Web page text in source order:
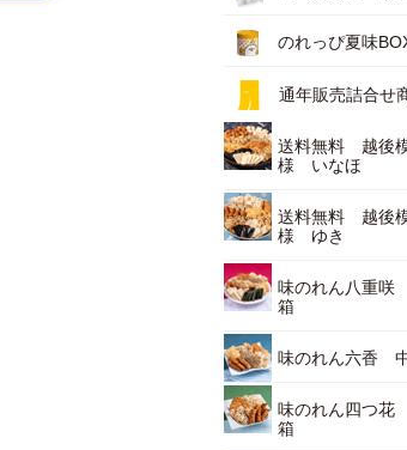
のれっぴ夏味
通年販売詰合せ
送料無料 越後
様 いなほ
送料無料 越後
様 ゆき
味のれん八重
箱
味のれん六香
味のれん四つ
箱